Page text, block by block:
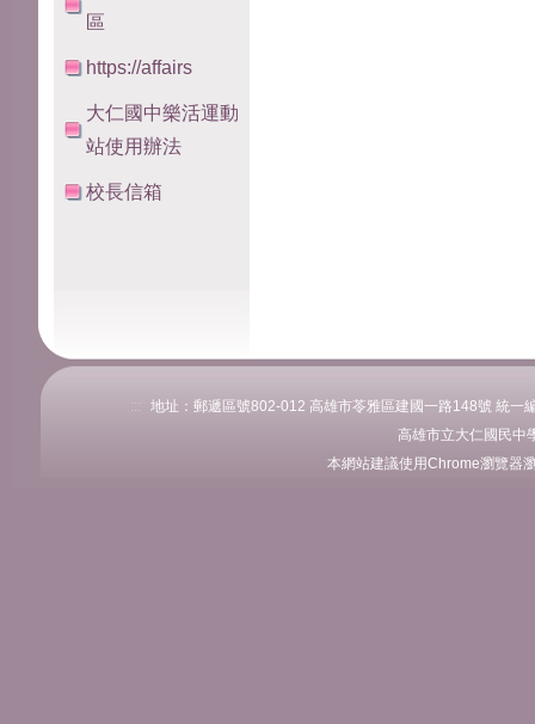
區
https://affairs
大仁國中樂活運動
站使用辦法
校長信箱
:::
地址：郵遞區號802-012 高雄市苓雅區建國一路148號 統
高雄市立大仁國民中
本網站建議使用Chrome瀏覽器